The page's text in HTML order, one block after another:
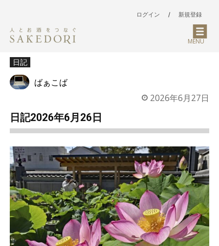
ログイン / 新規登録
MENU
日記
ばぁこば
2026年6月27日
日記2026年6月26日